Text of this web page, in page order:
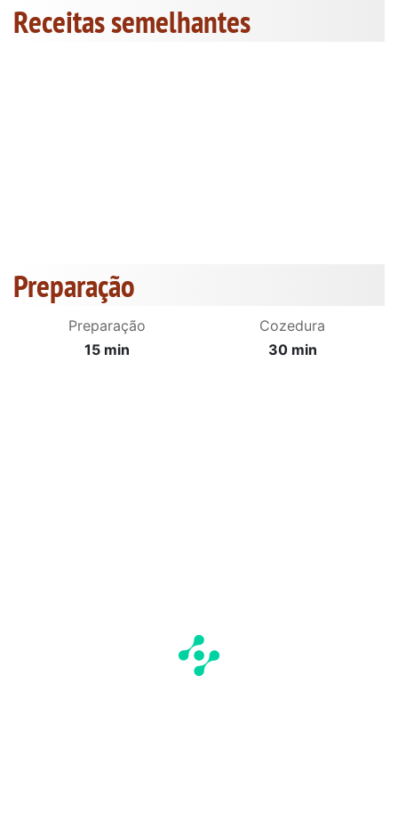
Receitas semelhantes
Preparação
Preparação
15 min
Cozedura
30 min